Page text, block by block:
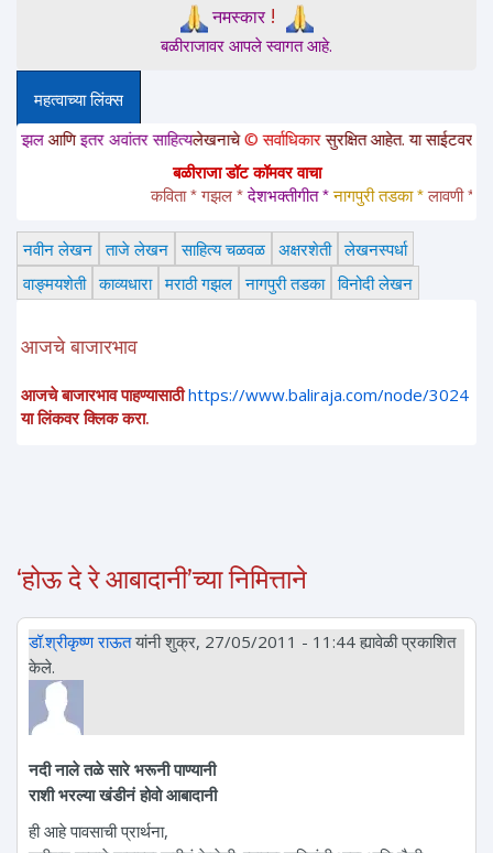
नमस्कार!
बळीराजावर आपले स्वागत आहे.
महत्वाच्या लिंक्स
इतर अवांतर साहित्यलेखनाचे© सर्वाधिकारसुरक्षित आहेत. या साईटवरचे साहित्य
बळीराजा डॉट कॉमवर वाचा
कविता * गझल * देशभक्तीगीत * नागपुरी तडका * लावणी *
नवीन लेखन ताजे लेखन साहित्य चळवळ अक्षरशेती लेखनस्पर्धा
वाङ्मयशेती काव्यधारा मराठी गझल नागपुरी तडका विनोदी लेखन
आजचे बाजारभाव
आजचे बाजारभाव पाहण्यासाठी https://www.baliraja.com/node/3024
या लिंकवर क्लिक करा.
‘होऊ दे रे आबादानी’च्या निमित्ताने
डॉ.श्रीकृष्ण राऊतयांनी शुक्र, 27/05/2011 - 11:44 ह्यावेळी प्रकाशित
केले.
नदी नाले तळे सारे भरूनी पाण्यानी
राशी भरल्या खंडीनं होवो आबादानी
ही आहे पावसाची प्रार्थना,